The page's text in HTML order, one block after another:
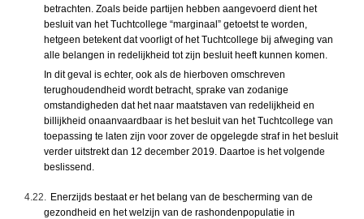
betrachten. Zoals beide partijen hebben aangevoerd dient het
besluit van het Tuchtcollege “marginaal” getoetst te worden,
hetgeen betekent dat voorligt of het Tuchtcollege bij afweging van
alle belangen in redelijkheid tot zijn besluit heeft kunnen komen.
In dit geval is echter, ook als de hierboven omschreven
terughoudendheid wordt betracht, sprake van zodanige
omstandigheden dat het naar maatstaven van redelijkheid en
billijkheid onaanvaardbaar is het besluit van het Tuchtcollege van
toepassing te laten zijn voor zover de opgelegde straf in het besluit
verder uitstrekt dan 12 december 2019. Daartoe is het volgende
beslissend.
4.22.
Enerzijds bestaat er het belang van de bescherming van de
gezondheid en het welzijn van de rashondenpopulatie in